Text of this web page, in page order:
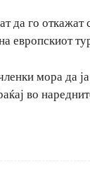
да го откажат
европскиот
мора да
во